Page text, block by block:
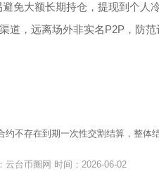
免大额长期持仓，提现到个
道，远离场外非实名P2P，防范
约不存在到期一次性交割结算，整体
云台币圈网 时间：2026-06-02